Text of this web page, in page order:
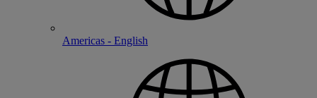
Americas - English